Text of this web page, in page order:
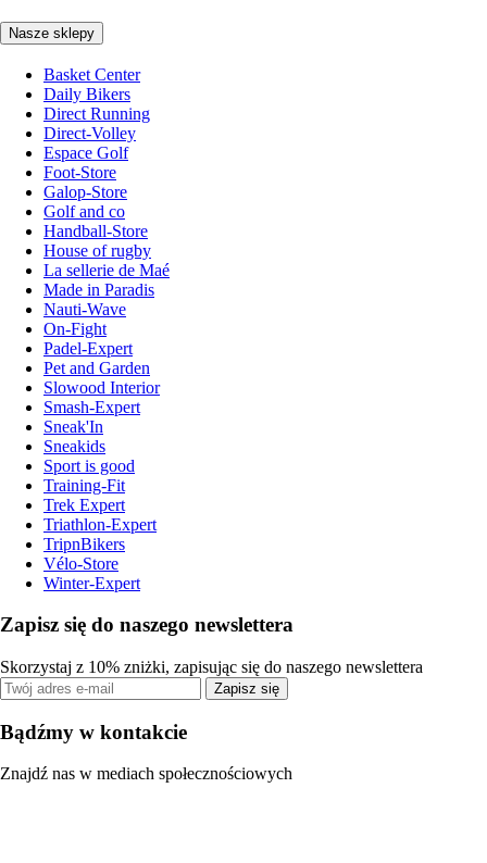
Nasze sklepy
Basket Center
Daily Bikers
Direct Running
Direct-Volley
Espace Golf
Foot-Store
Galop-Store
Golf and co
Handball-Store
House of rugby
La sellerie de Maé
Made in Paradis
Nauti-Wave
On-Fight
Padel-Expert
Pet and Garden
Slowood Interior
Smash-Expert
Sneak'In
Sneakids
Sport is good
Training-Fit
Trek Expert
Triathlon-Expert
TripnBikers
Vélo-Store
Winter-Expert
Zapisz się do naszego newslettera
Skorzystaj z 10% zniżki, zapisując się do naszego newslettera
Zapisz się
Bądźmy w kontakcie
Znajdź nas w mediach społecznościowych